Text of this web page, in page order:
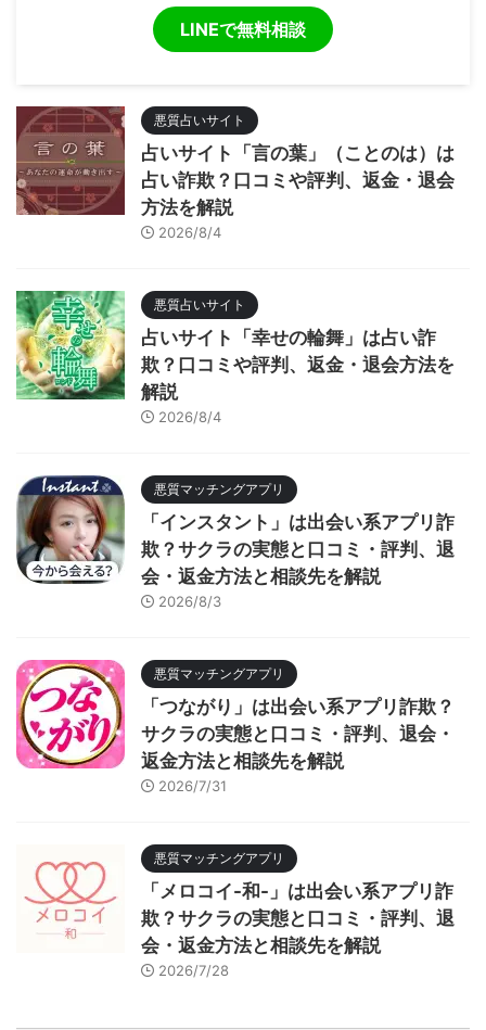
LINEで無料相談
悪質占いサイト
占いサイト「言の葉」（ことのは）は
占い詐欺？口コミや評判、返金・退会
方法を解説
2026/8/4
悪質占いサイト
占いサイト「幸せの輪舞」は占い詐
欺？口コミや評判、返金・退会方法を
解説
2026/8/4
悪質マッチングアプリ
「インスタント」は出会い系アプリ詐
欺？サクラの実態と口コミ・評判、退
会・返金方法と相談先を解説
2026/8/3
悪質マッチングアプリ
「つながり」は出会い系アプリ詐欺？
サクラの実態と口コミ・評判、退会・
返金方法と相談先を解説
2026/7/31
悪質マッチングアプリ
「メロコイ-和-」は出会い系アプリ詐
欺？サクラの実態と口コミ・評判、退
会・返金方法と相談先を解説
2026/7/28